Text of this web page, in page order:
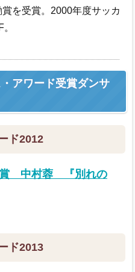
を受賞。2000年度サッカ
アワード受賞ダンサ
ド2012
賞 中村蓉 『別れの
ド2013